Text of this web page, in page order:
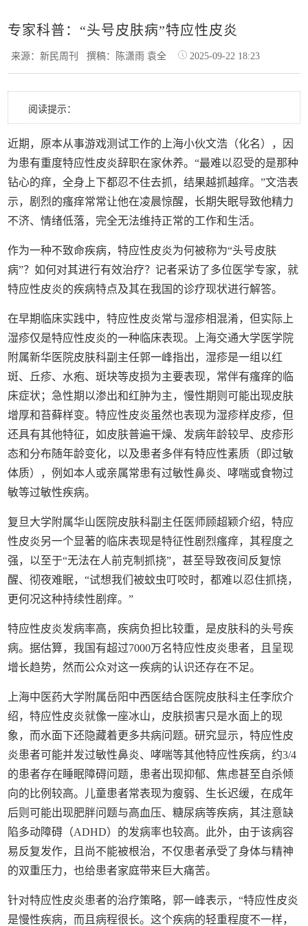
专家科普：“头号皮肤病”特应性皮炎
来源：新民周刊撰稿：陈潇雨 袁全 2025-09-22 18:23
阅读提示：
近期，原本从事游戏测试工作的上海小伙文浩（化名），因
为患有重度特应性皮炎辞职在家休养。“最难以忍受的是那种
钻心的痒，全身上下都忍不住去抓，结果越抓越痒。”文浩表
示，剧烈的瘙痒常常让他在凌晨惊醒，长期失眠导致他精力
不济、情绪低落，完全无法维持正常的工作和生活。
作为一种不致命疾病，特应性皮炎为何被称为“头号皮肤
病”？如何对其进行有效治疗？记者采访了多位医学专家，就
特应性皮炎的疾病特点及其在我国的诊疗现状进行解答。
在早期临床实践中，特应性皮炎常与湿疹相混淆，但实际上
湿疹仅是特应性皮炎的一种临床表现。上海交通大学医学院
附属新华医院皮肤科副主任郭一峰指出，湿疹是一组以红
斑、丘疹、水疱、斑块等皮损为主要表现，常伴有瘙痒的临
床症状；急性期以渗出和红肿为主，慢性期则可能出现皮肤
增厚和苔藓样变。特应性皮炎虽然也表现为湿疹样皮疹，但
还具有其他特征，如皮肤普遍干燥、发病年龄较早、皮疹形
态和分布随年龄变化，以及患者多伴有特应性素质（即过敏
体质），例如本人或亲属常患有过敏性鼻炎、哮喘或食物过
敏等过敏性疾病。
复旦大学附属华山医院皮肤科副主任医师顾超颖介绍，特应
性皮炎另一个显著的临床表现是特征性剧烈瘙痒，其程度之
强，以至于“无法在人前克制抓挠”，甚至导致夜间反复惊
醒、彻夜难眠，“试想我们被蚊虫叮咬时，都难以忍住抓挠，
更何况这种持续性剧痒。”
特应性皮炎发病率高，疾病负担比较重，是皮肤科的头号疾
病。据估算，我国有超过7000万名特应性皮炎患者，且呈现
增长趋势，然而公众对这一疾病的认识还存在不足。
上海中医药大学附属岳阳中西医结合医院皮肤科主任李欣介
绍，特应性皮炎就像一座冰山，皮肤损害只是水面上的现
象，而水面下还隐藏着更多共病问题。研究显示，特应性皮
炎患者可能并发过敏性鼻炎、哮喘等其他特应性疾病，约3/4
的患者存在睡眠障碍问题，患者出现抑郁、焦虑甚至自杀倾
向的比例较高。儿童患者常表现为瘦弱、生长迟缓，在成年
后则可能出现肥胖问题与高血压、糖尿病等疾病，其注意缺
陷多动障碍（ADHD）的发病率也较高。此外，由于该病容
易反复发作，且尚不能被根治，不仅患者承受了身体与精神
的双重压力，也给患者家庭带来巨大痛苦。
针对特应性皮炎患者的治疗策略，郭一峰表示，“特应性皮炎
是慢性疾病，而且病程很长。这个疾病的轻重程度不一样，